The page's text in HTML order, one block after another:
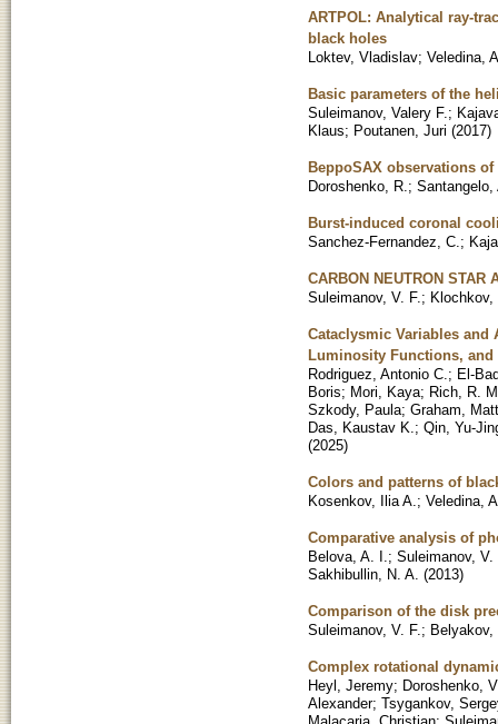
ARTPOL: Analytical ray-
black holes
Loktev, Vladislav; Veledina,
Basic parameters of the
Suleimanov, Valery F. ;
Klaus; Poutanen, Juri (2017)
BeppoSAX observations
Doroshenko, R. ; Santangelo,
Burst-induced coronal
Sanchez-Fernandez, C. ;
CARBON NEUTRON STAR
Suleimanov, V. F. ; Klochkov,
Cataclysmic Variables and
Luminosity Functions, and
Rodriguez, Antonio C. ; El-
Boris; Mori, Kaya; Rich, R.
Szkody, Paula; Graham,
Das, Kaustav K. ; Qin, Yu-
(2025)
Colors and patterns of
Kosenkov, Ilia A. ; Veledina,
Comparative analysis of
Belova, A. I. ; Suleimanov, V.
Sakhibullin, N. A. (2013)
Comparison of the disk
Suleimanov, V. F. ; Belyakov,
Complex rotational
Heyl, Jeremy; Doroshenko,
Alexander; Tsygankov,